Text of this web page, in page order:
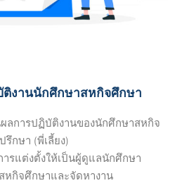
ติงานนักศึกษาสหกิจศึกษา
ลการปฏิบัติงานของนักศึกษาสหกิจ
กษา (พี่เลี้ยง)
รแต่งตั้งให้เป็นผู้ดูแลนักศึกษา
หกิจศึกษาและจัดหางาน